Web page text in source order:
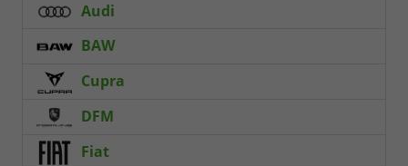
Audi
BAW
Cupra
DFM
Fiat